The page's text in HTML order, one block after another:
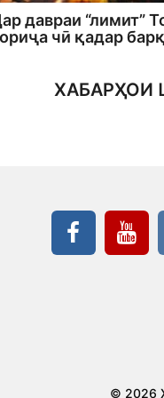
давраи “лимит”
чӣ қадар
ХАБАРҲОИ
© 2026